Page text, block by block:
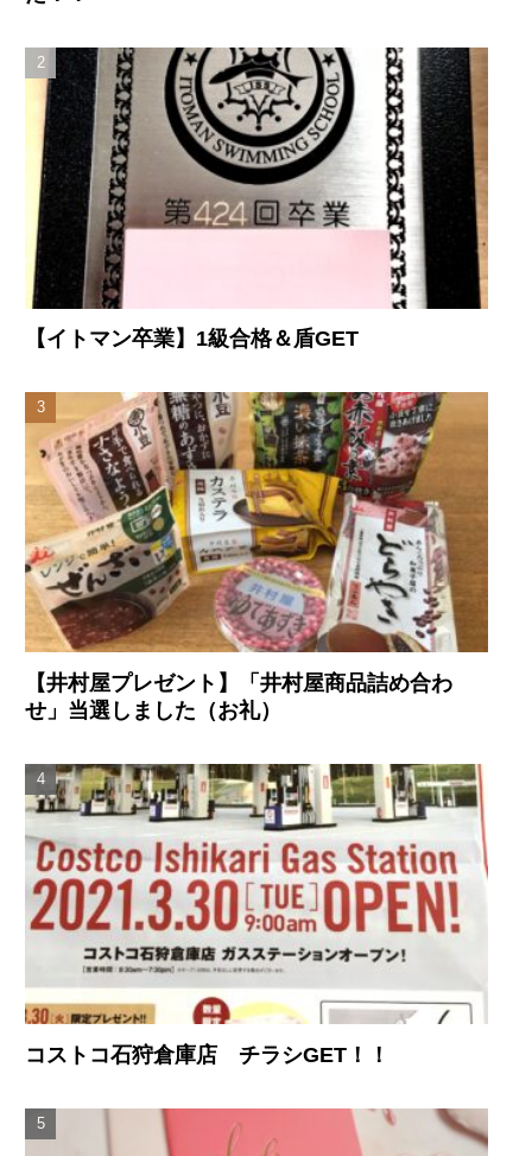
【イトマン卒業】1級合格＆盾GET
【井村屋プレゼント】「井村屋商品詰め合わ
せ」当選しました（お礼）
コストコ石狩倉庫店 チラシGET！！